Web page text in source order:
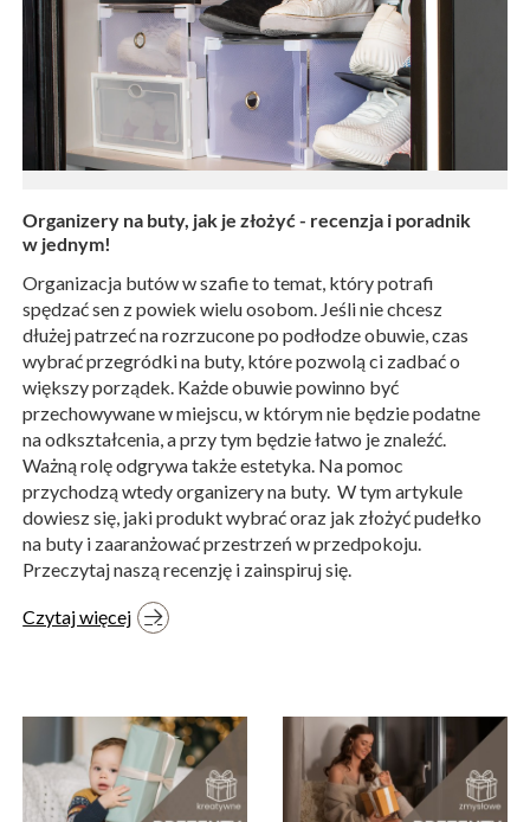
Organizery na buty, jak je złożyć - recenzja i poradnik
w jednym!
Organizacja butów w szafie to temat, który potrafi
spędzać sen z powiek wielu osobom. Jeśli nie chcesz
dłużej patrzeć na rozrzucone po podłodze obuwie, czas
wybrać przegródki na buty, które pozwolą ci zadbać o
większy porządek. Każde obuwie powinno być
przechowywane w miejscu, w którym nie będzie podatne
na odkształcenia, a przy tym będzie łatwo je znaleźć.
Ważną rolę odgrywa także estetyka. Na pomoc
przychodzą wtedy organizery na buty. W tym artykule
dowiesz się, jaki produkt wybrać oraz jak złożyć pudełko
na buty i zaaranżować przestrzeń w przedpokoju.
Przeczytaj naszą recenzję i zainspiruj się.
Czytaj więcej